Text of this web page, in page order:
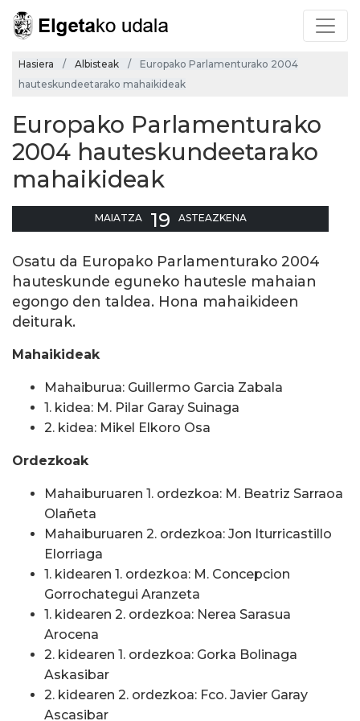
Hasiera Albisteak
Europako Parlamenturako 2004
hauteskundeetarako mahaikideak
Europako Parlamenturako
2004 hauteskundeetarako
mahaikideak
MAIATZA 19 ASTEAZKENA
Osatu da Europako Parlamenturako 2004
hauteskunde eguneko hautesle mahaian
egongo den taldea. Hona mahaikideen
deiturak.
Mahaikideak
Mahaiburua: Guillermo Garcia Zabala
1. kidea: M. Pilar Garay Suinaga
2. kidea: Mikel Elkoro Osa
Ordezkoak
Mahaiburuaren 1. ordezkoa: M. Beatriz Sarraoa
Olañeta
Mahaiburuaren 2. ordezkoa: Jon Iturricastillo
Elorriaga
1. kidearen 1. ordezkoa: M. Concepcion
Gorrochategui Aranzeta
1. kidearen 2. ordezkoa: Nerea Sarasua
Arocena
2. kidearen 1. ordezkoa: Gorka Bolinaga
Askasibar
2. kidearen 2. ordezkoa: Fco. Javier Garay
Ascasibar